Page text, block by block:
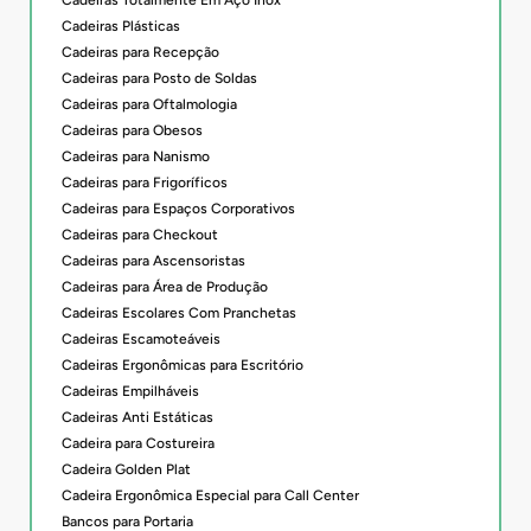
Cadeiras Plásticas
Cadeiras para Recepção
Cadeiras para Posto de Soldas
Cadeiras para Oftalmologia
Cadeiras para Obesos
Cadeiras para Nanismo
Cadeiras para Frigoríficos
Cadeiras para Espaços Corporativos
Cadeiras para Checkout
Cadeiras para Ascensoristas
Cadeiras para Área de Produção
Cadeiras Escolares Com Pranchetas
Cadeiras Escamoteáveis
Cadeiras Ergonômicas para Escritório
Cadeiras Empilháveis
Cadeiras Anti Estáticas
Cadeira para Costureira
Cadeira Golden Plat
Cadeira Ergonômica Especial para Call Center
Bancos para Portaria